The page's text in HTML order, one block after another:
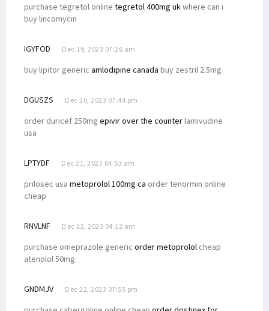
purchase tegretol online tegretol 400mg uk where can i
buy lincomycin
IGYFOD Dec 19, 2023 07:26 am
buy lipitor generic amlodipine canada buy zestril 2.5mg
DGUSZS Dec 20, 2023 07:44 pm
order duricef 250mg epivir over the counterlamivudine
usa
LPTYDF Dec 21, 2023 04:53 am
prilosec usa metoprolol 100mg ca order tenormin online
cheap
RNVLNF Dec 22, 2023 04:12 am
purchase omeprazole generic order metoprolol cheap
atenolol 50mg
GNDMJV Dec 22, 2023 07:55 pm